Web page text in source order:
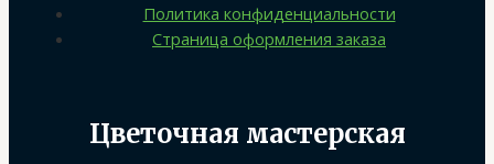
Политика конфиденциальности
Страница оформления заказа
Цветочная мастерская